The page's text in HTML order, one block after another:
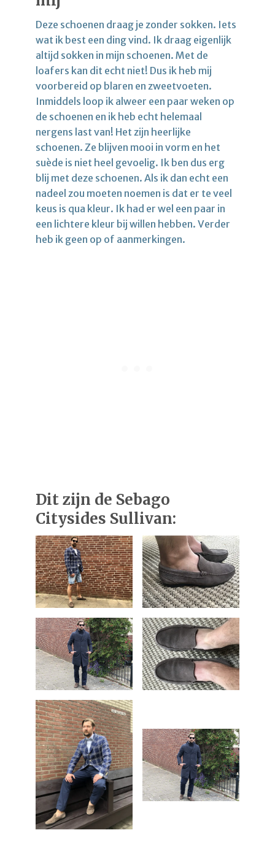
Deze schoenen draag je zonder sokken. Iets
wat ik best een ding vind. Ik draag eigenlijk
altijd sokken in mijn schoenen. Met de
loafers kan dit echt niet! Dus ik heb mij
voorbereid op blaren en zweetvoeten.
Inmiddels loop ik alweer een paar weken op
de schoenen en ik heb echt helemaal
nergens last van! Het zijn heerlijke
schoenen. Ze blijven mooi in vorm en het
suède is niet heel gevoelig. Ik ben dus erg
blij met deze schoenen. Als ik dan echt een
nadeel zou moeten noemen is dat er te veel
keus is qua kleur. Ik had er wel een paar in
een lichtere kleur bij willen hebben. Verder
heb ik geen op of aanmerkingen.
Dit zijn de Sebago
Citysides Sullivan: